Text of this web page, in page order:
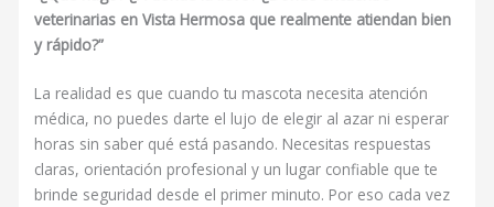
veterinarias en Vista Hermosa que realmente atiendan bien
y rápido?”
La realidad es que cuando tu mascota necesita atención
médica, no puedes darte el lujo de elegir al azar ni esperar
horas sin saber qué está pasando. Necesitas respuestas
claras, orientación profesional y un lugar confiable que te
brinde seguridad desde el primer minuto. Por eso cada vez